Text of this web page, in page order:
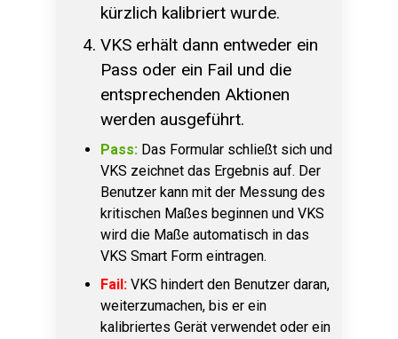
kürzlich kalibriert wurde.
VKS erhält dann entweder ein
Pass oder ein Fail und die
entsprechenden Aktionen
werden ausgeführt.
Pass:Das Formular schließt sich und
VKS zeichnet das Ergebnis auf. Der
Benutzer kann mit der Messung des
kritischen Maßes beginnen und VKS
wird die Maße automatisch in das
VKS Smart Form eintragen.
Fail: VKS hindert den Benutzer daran,
weiterzumachen, bis er ein
kalibriertes Gerät verwendet oder ein